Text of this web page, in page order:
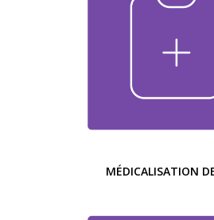
MÉDICALISATION